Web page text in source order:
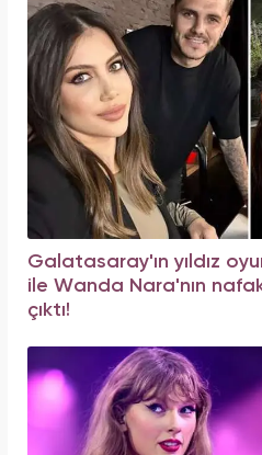
Galatasaray'ın yıldız
ile Wanda Nara'nın
çıktı!